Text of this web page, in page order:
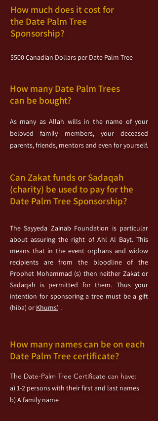
How much does itcost for
the Date Palm Tree
Sponsorship?
$500 Canadian Dollars per Date Palm Tree
How many Date Palm Trees
can be bought?
As many as Allah wills in the name of your
beloved family members, your deceased
parents, friends, mentors and even for yourself.
Can Zakat funds or Sadaqah
(charity) be used to pay for the
Date Palm Tree Sponsorship?
The Sayyeda Zainab Foundation is particular
about assuring the right of Ahl Al Bayt. This
means that in the event orphans and widow
recipients are from the bloodline of the
Prophet Mohammad (s) then neither Zakat or
Sadaqah is permitted for them. Thus your
intention for sponsoring a tree must be a gift
(hiba) or Khums) .
How many names can be on each
Date Palm Tree certificate?
The Date-Palm Tree Certificate can have:
a) 1-2 persons with their first and last names
b) A family name